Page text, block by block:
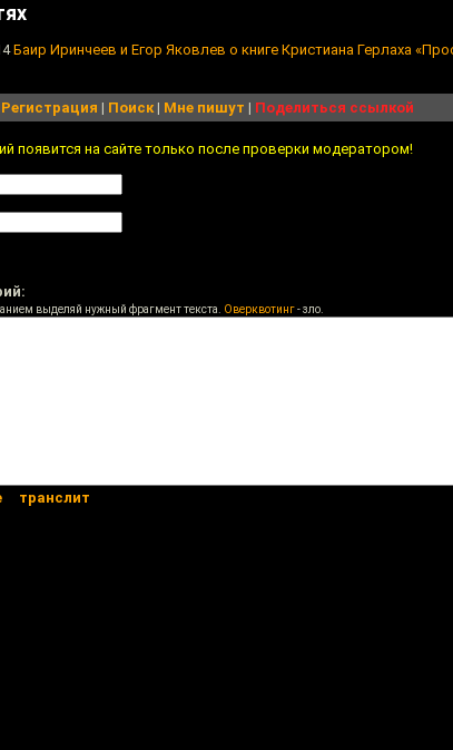
Баир Иринчеев и Егор Яковлев о книге Кристиана Герлаха
Регистрация | Поиск| Мне пишут | Поделиться ссылкой
появится на сайте только после проверки модератором!
выделяй нужный фрагмент текста. Оверквотинг- зло.
транслит